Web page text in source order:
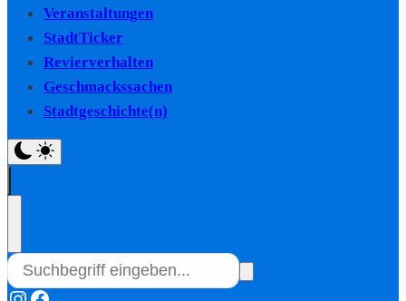
Veranstaltungen
StadtTicker
Revierverhalten
Geschmackssachen
Stadtgeschichte(n)